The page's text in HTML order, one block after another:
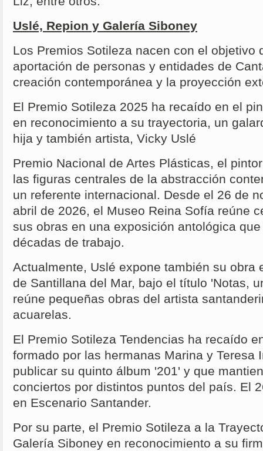
Uslé, Repion y Galería Siboney
Los Premios Sotileza nacen con el objetivo
aportación de personas y entidades de
creación contemporánea y la proyección
El Premio Sotileza 2025 ha recaído en el
en reconocimiento a su trayectoria, un
hija y también artista, Vicky Uslé
Premio Nacional de Artes Plásticas, el
las figuras centrales de la abstracción
un referente internacional. Desde el 26 de
abril de 2026, el Museo Reina Sofía reúne
sus obras en una exposición antológica
décadas de trabajo.
Actualmente, Uslé expone también su obra
de Santillana del Mar, bajo el título 'Notas,
reúne pequeñas obras del artista
acuarelas.
El Premio Sotileza Tendencias ha recaído
formado por las hermanas Marina y Teresa
publicar su quinto álbum '201' y que
conciertos por distintos puntos del país. El
en Escenario Santander.
Por su parte, el Premio Sotileza a la
Galería Siboney en reconocimiento a su